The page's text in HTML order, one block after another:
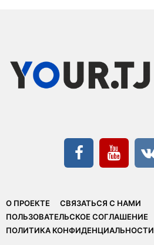
О ПРОЕКТЕ
СВЯЗАТЬСЯ С НАМИ
ПОЛЬЗОВАТЕЛЬСКОЕ СОГЛАШЕНИЕ
ПОЛИТИКА КОНФИДЕНЦИАЛЬНОСТИ